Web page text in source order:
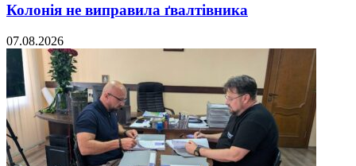
Колонія не виправила ґвалтівника
07.08.2026